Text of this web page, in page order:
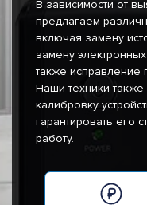
В зависимости от
предлагаем
включая замену
замену
также
Наши техники также
калибровку
гарантировать его
работу.